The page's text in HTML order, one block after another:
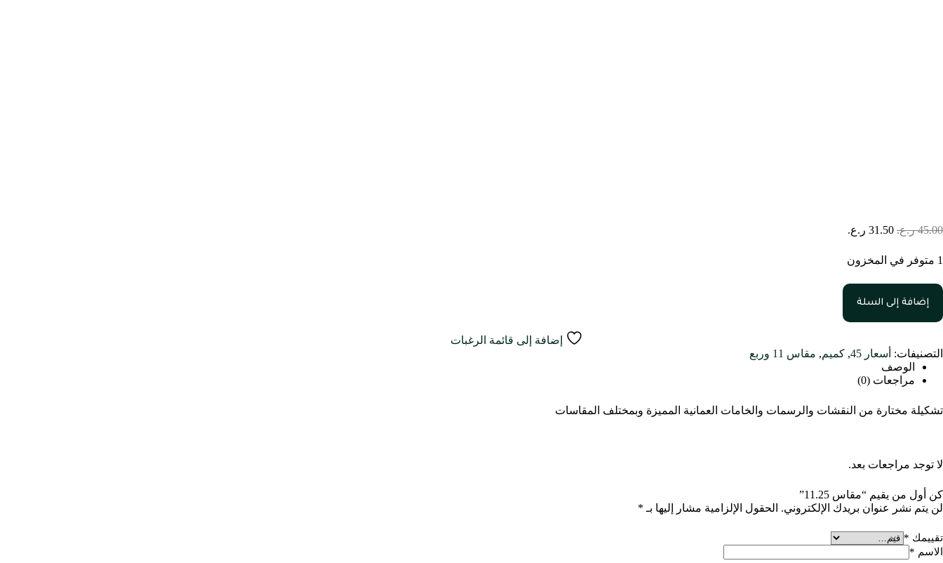
45.00 ر.ع. 31.50 ر.ع.
1 متوفر في المخزون
إضافة إلى السلة
إضافة إلى قائمة الرغبات
التصنيفات: أسعار 45 , كميم, مقاس 11 وربع
الوصف
مراجعات (0)
تشكيلة مختارة من النقشات والرسمات والخامات العمانية المميزة وبمختلف المقاسات
لا توجد مراجعات بعد.
كن أول من يقيم “مقاس 11.25”
لن يتم نشر عنوان بريدك الإلكتروني. الحقول الإلزامية مشار إليها بـ *
تقييمك *
الاسم *